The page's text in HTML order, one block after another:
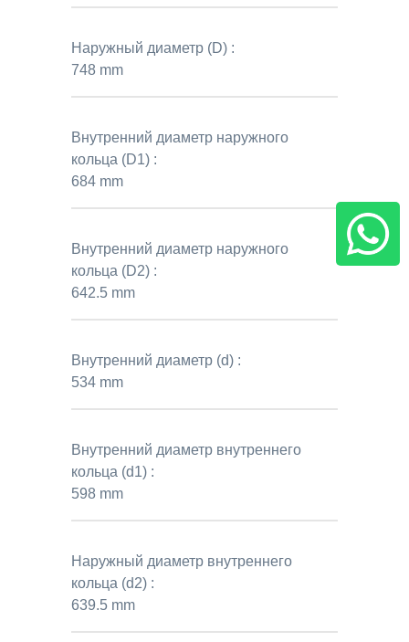
Наружный диаметр (D) :
748 mm
Внутренний диаметр наружного
кольца (D1) :
684 mm
Внутренний диаметр наружного
кольца (D2) :
642.5 mm
Внутренний диаметр (d) :
534 mm
Внутренний диаметр внутреннего
кольца (d1) :
598 mm
Наружный диаметр внутреннего
кольца (d2) :
639.5 mm